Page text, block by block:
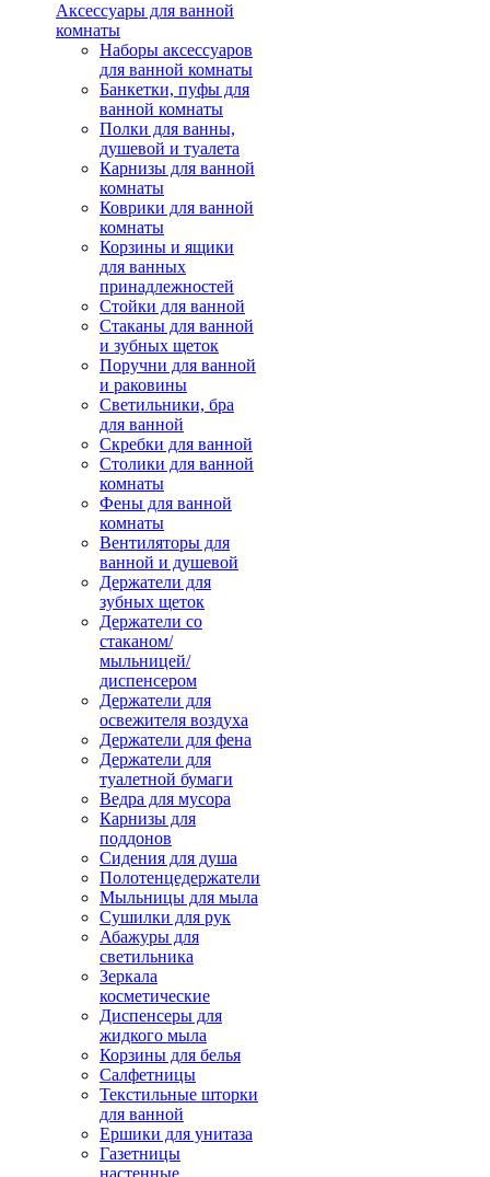
Аксессуары для ванной
комнаты
Наборы аксессуаров
для ванной комнаты
Банкетки, пуфы для
ванной комнаты
Полки для ванны,
душевой и туалета
Карнизы для ванной
комнаты
Коврики для ванной
комнаты
Корзины и ящики
для ванных
принадлежностей
Стойки для ванной
Стаканы для ванной
и зубных щеток
Поручни для ванной
и раковины
Светильники, бра
для ванной
Скребки для ванной
Столики для ванной
комнаты
Фены для ванной
комнаты
Вентиляторы для
ванной и душевой
Держатели для
зубных щеток
Держатели со
стаканом/
мыльницей/
диспенсером
Держатели для
освежителя воздуха
Держатели для фена
Держатели для
туалетной бумаги
Ведра для мусора
Карнизы для
поддонов
Сидения для душа
Полотенцедержатели
Мыльницы для мыла
Сушилки для рук
Абажуры для
светильника
Зеркала
косметические
Диспенсеры для
жидкого мыла
Корзины для белья
Салфетницы
Текстильные шторки
для ванной
Ершики для унитаза
Газетницы
настенные